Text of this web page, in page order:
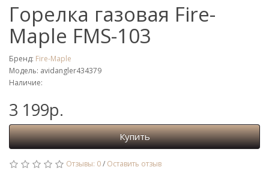
Горелка газовая Fire-
Maple FMS-103
Бренд: Fire-Maple
Модель: avidangler434379
Наличие:
3 199р.
Купить
Отзывы: 0/ Оставить отзыв